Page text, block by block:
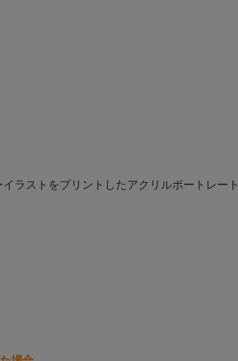
ラストをプリントしたアクリルポートレート